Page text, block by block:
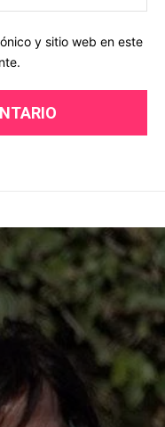
y sitio web en este